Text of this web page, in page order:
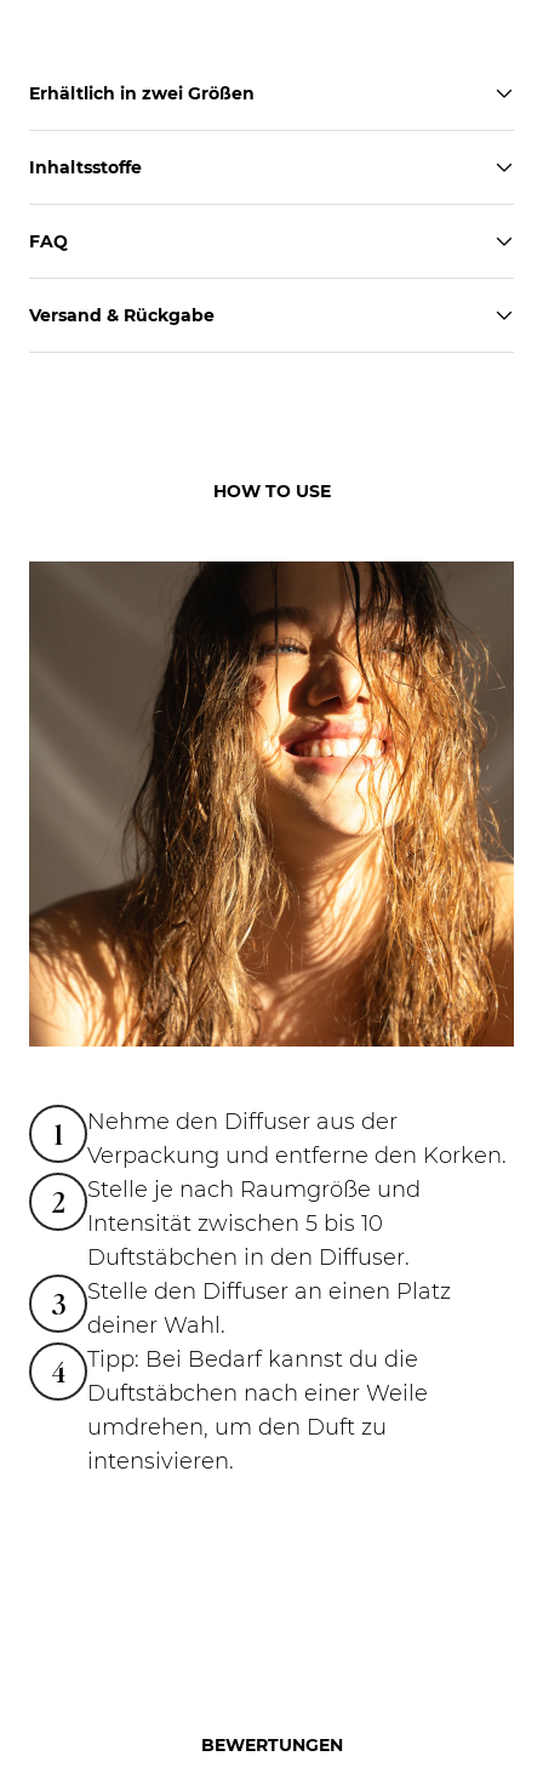
Erhältlich in zwei Größen
Inhaltsstoffe
FAQ
Versand & Rückgabe
HOW TO USE
1
Nehme den Diffuser aus der
Verpackung und entferne den Korken.
2
Stelle je nach Raumgröße und
Intensität zwischen 5 bis 10
Duftstäbchen in den Diffuser.
3
Stelle den Diffuser an einen Platz
deiner Wahl.
4
Tipp: Bei Bedarf kannst du die
Duftstäbchen nach einer Weile
umdrehen, um den Duft zu
intensivieren.
BEWERTUNGEN